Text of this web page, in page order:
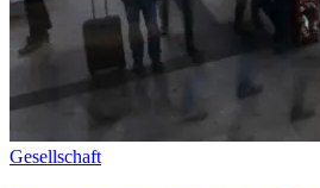
Gesellschaft